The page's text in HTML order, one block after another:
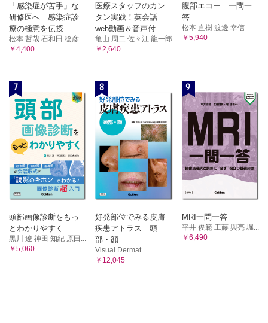
「感染症が苦手」な
研修医へ 感染症診
療の極意を伝授
松本 哲哉 石和田 稔彦 ...
￥4,400
医療スタッフのカン
タン実践！英会話
web動画＆音声付
亀山 周二 佐々江 龍一郎
￥2,640
腹部エコー 一問一
答
松本 直樹 渡邊 幸信
￥5,940
7
頭部画像診断をもっ
とわかりやすく
黒川 遼 神田 知紀 原田...
￥5,060
8
好発部位でみる皮膚
疾患アトラス 頭
部・顔
Visual Dermat...
￥12,045
9
MRI一問一答
平井 俊範 工藤 與亮 堀...
￥6,490